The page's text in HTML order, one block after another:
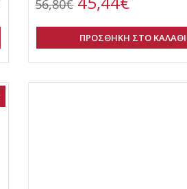
56,80€
ΠΡΟΣΘΗΚΗ ΣΤΟ ΚΑΛΑΘΙ